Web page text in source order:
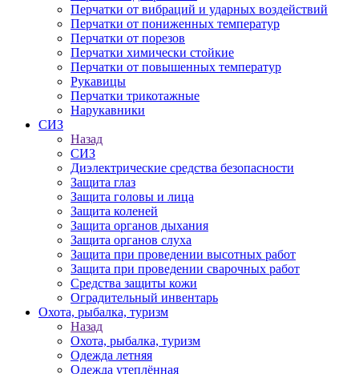
Перчатки от вибраций и ударных воздействий
Перчатки от пониженных температур
Перчатки от порезов
Перчатки химически стойкие
Перчатки от повышенных температур
Рукавицы
Перчатки трикотажные
Нарукавники
СИЗ
Назад
СИЗ
Диэлектрические средства безопасности
Защита глаз
Защита головы и лица
Защита коленей
Защита органов дыхания
Защита органов слуха
Защита при проведении высотных работ
Защита при проведении сварочных работ
Средства защиты кожи
Оградительный инвентарь
Охота, рыбалка, туризм
Назад
Охота, рыбалка, туризм
Одежда летняя
Одежда утеплённая